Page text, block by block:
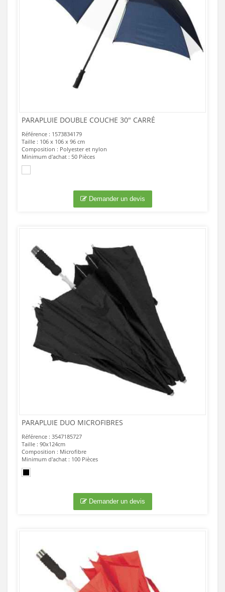
PARAPLUIE DOUBLE COUCHE 30" CARRÉ
Référence : 1573834179
Taille : 106 x 106 x 96 cm
Composition : Polyester et nylon
Minimum d'achat : 50 Pièces
Demander un devis
PARAPLUIE DUO MICROFIBRES
Référence : 3547185727
Taille : 90x124cm
Composition : Microfibre
Minimum d'achat : 100 Pièces
Demander un devis